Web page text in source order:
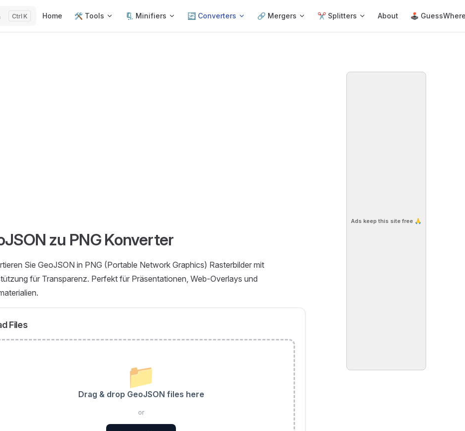
K Home 🛠️ Tools 🗜️ Minifiers 🔄 Converters 🔗 Mergers ✂️ Splitters About 🕹
Ads keep this site free 🙏
zu PNG Konverter
Sie GeoJSON in PNG (Portable Network Graphics) Rasterbilder mit
für Transparenz. Perfekt für Präsentationen, Web-Overlays und
Files
📁
Drag & drop GeoJSON files here
or